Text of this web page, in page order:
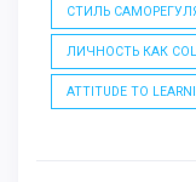
СТИЛЬ
ЛИЧНОСТЬ КАК
ATTITUDE TO